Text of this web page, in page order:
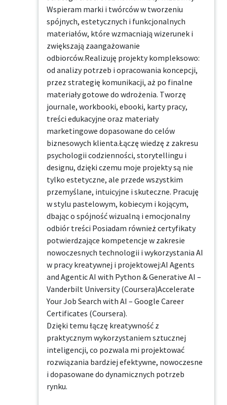
Wspieram marki i twórców w tworzeniu
spójnych, estetycznych i funkcjonalnych
materiałów, które wzmacniają wizerunek i
zwiększają zaangażowanie
odbiorców.Realizuję projekty kompleksowo:
od analizy potrzeb i opracowania koncepcji,
przez strategię komunikacji, aż po finalne
materiały gotowe do wdrożenia. Tworzę
journale, workbooki, ebooki, karty pracy,
treści edukacyjne oraz materiały
marketingowe dopasowane do celów
biznesowych klienta.Łączę wiedzę z zakresu
psychologii codzienności, storytellingu i
designu, dzięki czemu moje projekty są nie
tylko estetyczne, ale przede wszystkim
przemyślane, intuicyjne i skuteczne. Pracuję
w stylu pastelowym, kobiecym i kojącym,
dbając o spójność wizualną i emocjonalny
odbiór treści Posiadam również certyfikaty
potwierdzające kompetencje w zakresie
nowoczesnych technologii i wykorzystania AI
w pracy kreatywnej i projektowej:AI Agents
and Agentic AI with Python & Generative AI –
Vanderbilt University (Coursera)Accelerate
Your Job Search with AI – Google Career
Certificates (Coursera).
Dzięki temu łączę kreatywność z
praktycznym wykorzystaniem sztucznej
inteligencji, co pozwala mi projektować
rozwiązania bardziej efektywne, nowoczesne
i dopasowane do dynamicznych potrzeb
rynku.